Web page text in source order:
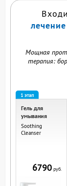
Мощная
терапия:
1 этап
Гель для
умывания
Soothing
Cleanser
6790 руб.